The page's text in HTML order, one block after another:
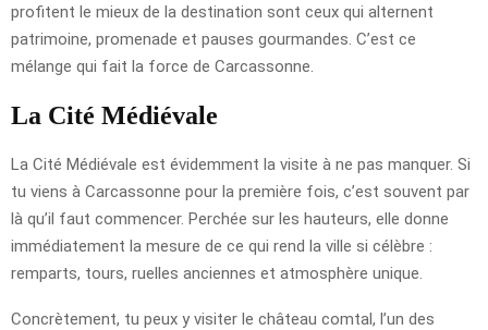
profitent le mieux de la destination sont ceux qui alternent
patrimoine, promenade et pauses gourmandes. C’est ce
mélange qui fait la force de Carcassonne.
La Cité Médiévale
La Cité Médiévale est évidemment la visite à ne pas manquer. Si
tu viens à Carcassonne pour la première fois, c’est souvent par
là qu’il faut commencer. Perchée sur les hauteurs, elle donne
immédiatement la mesure de ce qui rend la ville si célèbre :
remparts, tours, ruelles anciennes et atmosphère unique.
Concrètement, tu peux y visiter le château comtal, l’un des